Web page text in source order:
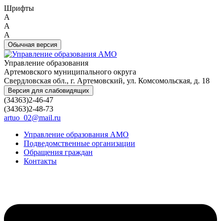
Шрифты
A
A
A
Обычная версия
Управление образования
Артемовского муниципального округа
Свердловская обл., г. Артемовский, ул. Комсомольская, д. 18
Версия для слабовидящих
(34363)2-46-47
(34363)2-48-73
artuo_02@mail.ru
Управление образования АМО
Подведомственные организации
Обращения граждан
Контакты